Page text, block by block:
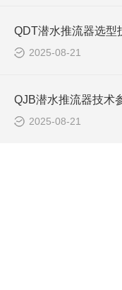
2025-08-21
2025-08-21